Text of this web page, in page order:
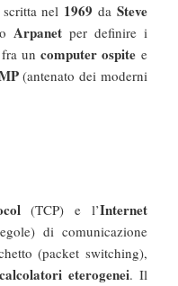
nel 1969 da Steve
Arpanetper definire i
fra uncomputer ospite e
(antenato dei moderni
(TCP) e l’Internet
di comunicazione
(packet switching),
eterogenei. Il